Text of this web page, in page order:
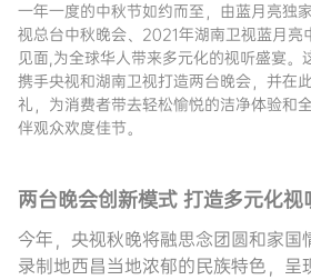
一年一度的中秋节如约而至，由蓝月亮独
视总台中秋晚会、2021年湖南卫视蓝月亮
见面,为全球华人带来多元化的视听盛宴。
携手央视和湖南卫视打造两台晚会，并在
礼， 为消费者带去轻松愉悦的洁净体验和
伴观众欢度佳节。
两台晚会创新模式 打造多元化视
今年，央视秋晚将融思念团圆和家国
录制地西昌当地浓郁的民族特色，呈